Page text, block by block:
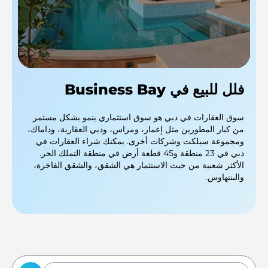
فلل للبيع في Business Bay
سوق العقارات في دبي هو سوق استثماري ينمو بشكل مستمر
من كبار المطورين مثل إعمار، ومراس، ودبي العقارية، وداماك،
ومجموعة سيلكت وشركات أخرى. يمكنك شراء العقارات في
دبي في 23 منطقة و45 قطعة أرض في منطقة التملك الحر.
الأكثر شعبية من حيث الاستثمار هي الشقق، والشقق الفاخرة،
والبنتهاوس.